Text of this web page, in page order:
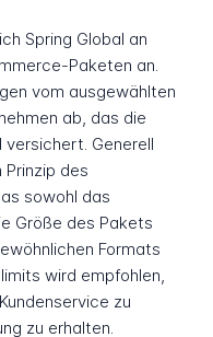
Spring Global an
Paketen an.
vom ausgewählten
ab, das die
Generell
des
sowohl das
Größe des Pakets
Formats
wird empfohlen,
zu
zu erhalten.